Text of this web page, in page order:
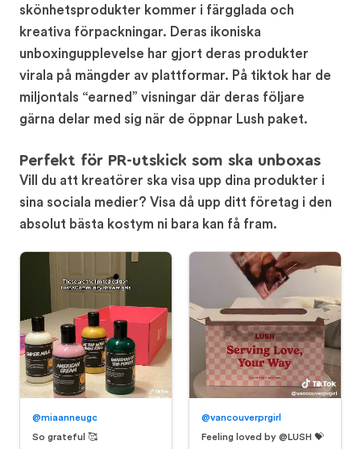
skönhetsprodukter kommer i färgglada och
kreativa förpackningar. Deras ikoniska
unboxingupplevelse har gjort deras produkter
virala på mängder av plattformar. På tiktok har de
miljontals “earned” visningar där deras följare
gärna delar med sig när de öppnar Lush paket.
Perfekt för PR-utskick som ska unboxas
Vill du att kreatörer ska visa upp dina produkter i
sina sociala medier? Visa då upp ditt företag i den
absolut bästa kostym ni bara kan få fram.
@miaanneugc
So grateful 🥰
@vancouverprgirl
Feeling loved by @LUSH 💝